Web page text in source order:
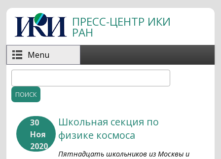
Перейти к основному содержанию
ПРЕСС-ЦЕНТР ИКИ
РАН
Menu
Форма поиска
30
Ноя
2020
Школьная секция по
физике космоса
Пятнадцать школьников из Москвы и